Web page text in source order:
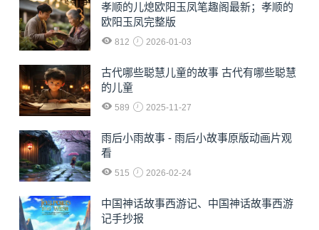
孝顺的儿熄欧阳玉凤笔趣阁最新；孝顺的
欧阳玉凤完整版
812 2026-01-03
古代哪些聪慧儿童的故事 古代有哪些聪慧
的儿童
589 2025-11-27
雨后小雨故事 - 雨后小故事原版动画片观
看
515 2026-02-24
中国神话故事西游记、中国神话故事西游
记手抄报